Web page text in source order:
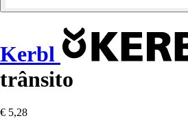
Kerbl
trânsito
€ 5,28